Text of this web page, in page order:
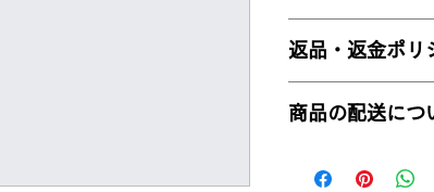
明に加え、商品の特
返品・返金ポリ
満足しなかった場合
だけます。
商品の配送につ
する情報を入力して